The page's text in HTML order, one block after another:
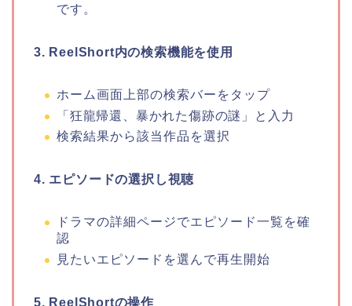
です。
3. ReelShort内の検索機能を使用
ホーム画面上部の検索バーをタップ
「狂龍帰還、暴かれた傷跡の謎 」
と入力
検索結果から該当作品を選択
4. エピソードの選択し視聴
ドラマの詳細ページでエピソード一覧を確
認
見たいエピソードを選んで再生開始
5. ReelShortの操作